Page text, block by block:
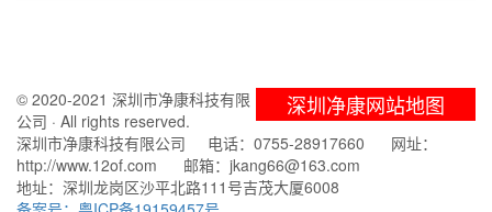
深圳净康网站地图
© 2020-2021 深圳市净康科技有限
公司 · All rights reserved.
深圳市净康科技有限公司 电话：0755-28917660 网址：
http://www.12of.com 邮箱：jkang66@163.com
地址：深圳龙岗区沙平北路111号吉茂大厦6008